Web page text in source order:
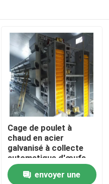
Cage de poulet à
chaud en acier
galvanisé à collecte
automatique d'œufs
avec système
d'élimination du fumier
envoyer une